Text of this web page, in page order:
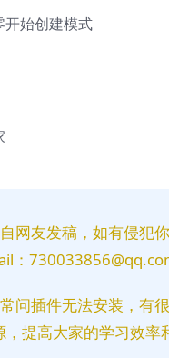
开始创建模式
网友发稿，如有侵犯
：
问插件无法安装，有
提高大家的学习效率